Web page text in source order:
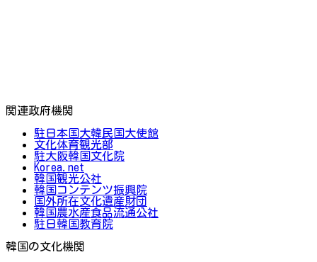
関連政府機関
駐日本国大韓民国大使館
文化体育観光部
駐大阪韓国文化院
Korea.net
韓国観光公社
韓国コンテンツ振興院
国外所在文化遺産財団
韓国農水産食品流通公社
駐日韓国教育院
韓国の文化機関